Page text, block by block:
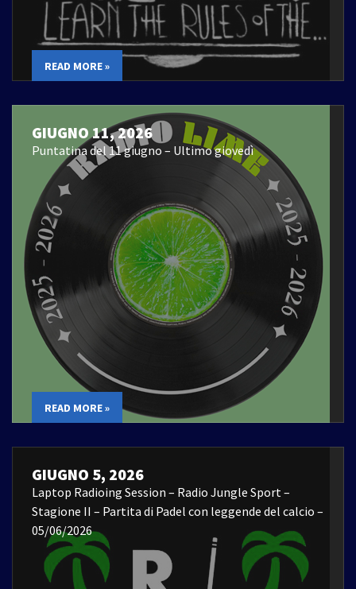
READ MORE »
GIUGNO 11, 2026
Puntatina del 11 giugno – Ultimo giovedì
READ MORE »
GIUGNO 5, 2026
Laptop Radioing Session – Radio Jungle Sport –
Stagione II – Partita di Padel con leggende del calcio –
05/06/2026